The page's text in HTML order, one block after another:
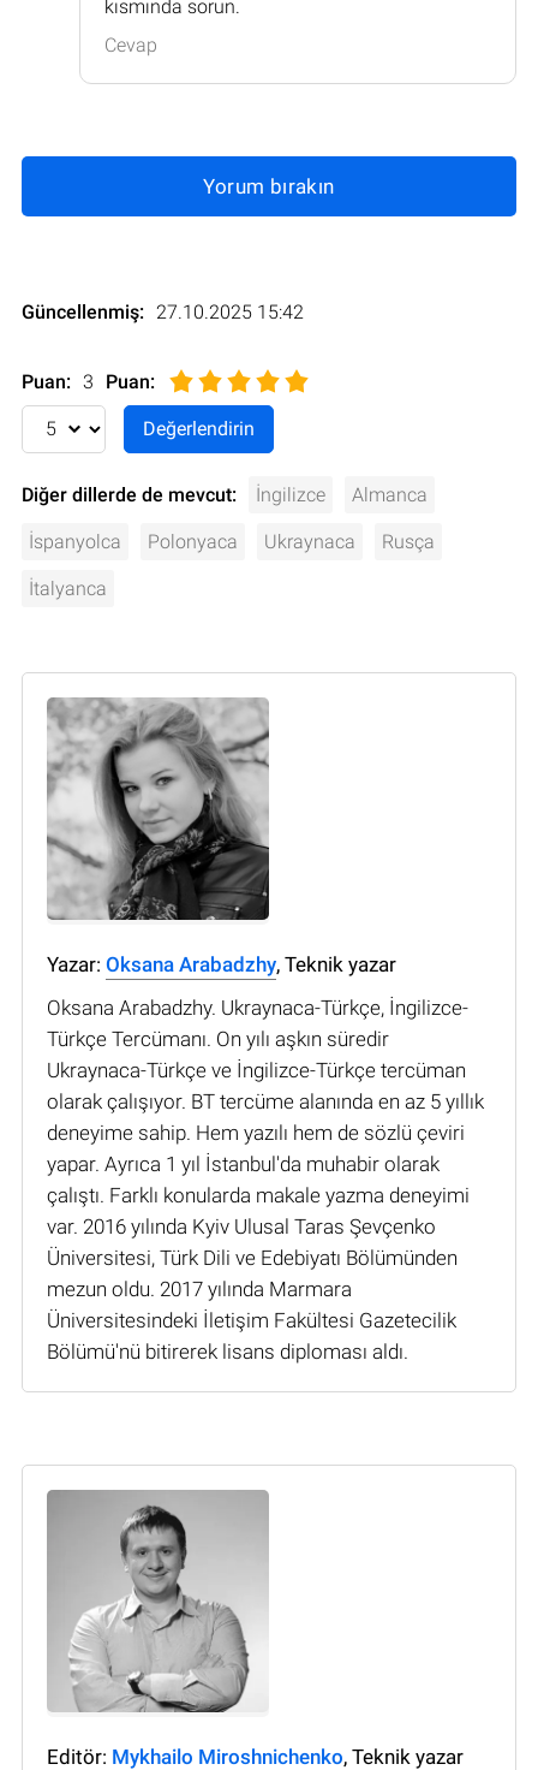
kısmında sorun.
Cevap
Yorum bırakın
Güncellenmiş: 27.10.2025 15:42
Puan: 3 Puan:
Diğer dillerde de mevcut: İngilizce Almanca
İspanyolca Polonyaca Ukraynaca Rusça
İtalyanca
Yazar: Oksana Arabadzhy, Teknik yazar
Oksana Arabadzhy. Ukraynaca-Türkçe, İngilizce-
Türkçe Tercümanı. On yılı aşkın süredir
Ukraynaca-Türkçe ve İngilizce-Türkçe tercüman
olarak çalışıyor. BT tercüme alanında en az 5 yıllık
deneyime sahip. Hem yazılı hem de sözlü çeviri
yapar. Ayrıca 1 yıl İstanbul'da muhabir olarak
çalıştı. Farklı konularda makale yazma deneyimi
var. 2016 yılında Kyiv Ulusal Taras Şevçenko
Üniversitesi, Türk Dili ve Edebiyatı Bölümünden
mezun oldu. 2017 yılında Marmara
Üniversitesindeki İletişim Fakültesi Gazetecilik
Bölümü'nü bitirerek lisans diploması aldı.
Editör: Mykhailo Miroshnichenko, Teknik yazar